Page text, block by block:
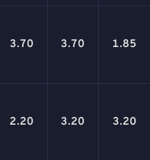
3.70 3.70 1.85
2.20 3.20 3.20